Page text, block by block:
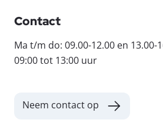
Contact
Ma t/m do: 09.00-12.00 en 13.00-
09:00 tot 13:00 uur
Neem contact op